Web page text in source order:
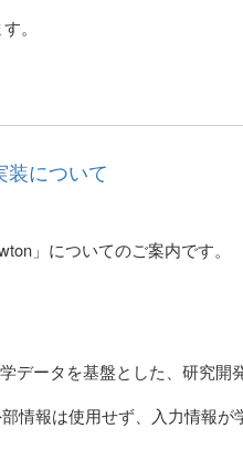
。
装について
」についてのご案内です。
データを基盤とした、研究開
情報は使用せず、入力情報が